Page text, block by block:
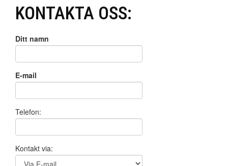
KONTAKTA OSS:
Ditt namn
E-mail
Telefon:
Kontakt via: